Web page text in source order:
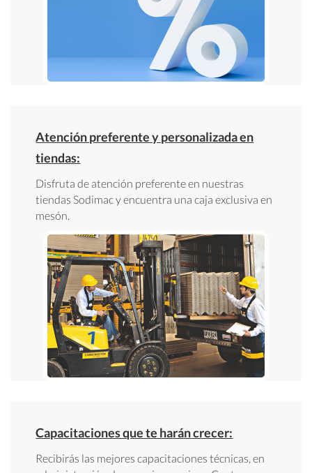
Atención preferente y personalizada en
tiendas:
Disfruta de atención preferente en nuestras
tiendas Sodimac y encuentra una caja exclusiva en
mesón.
Capacitaciones que te harán crecer:
Recibirás las mejores capacitaciones técnicas, en